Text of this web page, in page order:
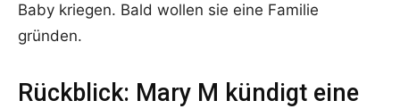
Baby kriegen. Bald wollen sie eine Familie
gründen.
Rückblick: Mary M kündigt eine